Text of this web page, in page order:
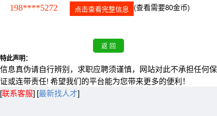
198****5272 点击查看完整信息 (查看需要80金币)
特此声明：
信息真伪请自行辨别，求职应聘须谨慎，网站对此不承担任何保
证或连带责任! 希望我们的平台能为您带来更多的便利！
[联系客服] [最新找人才]